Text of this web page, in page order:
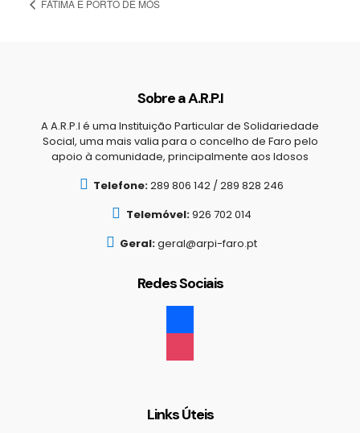
FÁTIMA E PORTO DE MÓS
Sobre a A.R.P.I
A A.R.P.I é uma Instituição Particular de Solidariedade
Social, uma mais valia para o concelho de Faro pelo
apoio à comunidade, principalmente aos Idosos
Telefone:289 806 142 / 289 828 246
Telemóvel:926 702 014
Geral:geral@arpi-faro.pt
Redes Sociais
facebook
instagram
Links Úteis